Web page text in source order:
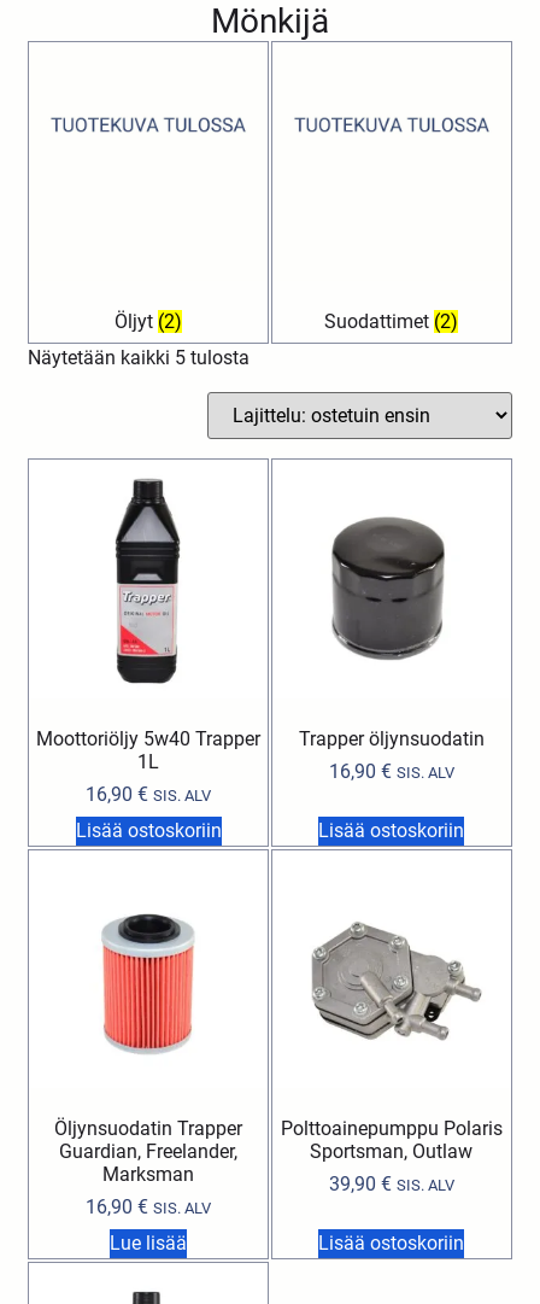
Mönkijä
Öljyt (2) Suodattimet (2)
Näytetään kaikki 5 tulosta
Moottoriöljy 5w40 Trapper
1L
16,90€ SIS. ALV
Lisää ostoskoriin
Trapper öljynsuodatin
16,90 € SIS. ALV
Lisää ostoskoriin
Öljynsuodatin Trapper
Guardian, Freelander,
Marksman
16,90€ SIS. ALV
Lue lisää
Polttoainepumppu Polaris
Sportsman, Outlaw
39,90 € SIS. ALV
Lisää ostoskoriin